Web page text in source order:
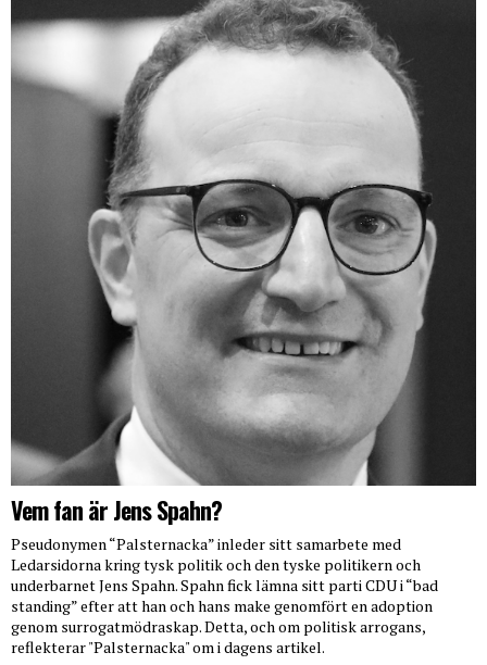
Vem fan är Jens Spahn?
Pseudonymen “Palsternacka” inleder sitt samarbete med
Ledarsidorna kring tysk politik och den tyske politikern och
underbarnet Jens Spahn. Spahn fick lämna sitt parti CDU i “bad
standing” efter att han och hans make genomfört en adoption
genom surrogatmödraskap. Detta, och om politisk arrogans,
reflekterar "Palsternacka" om i dagens artikel.